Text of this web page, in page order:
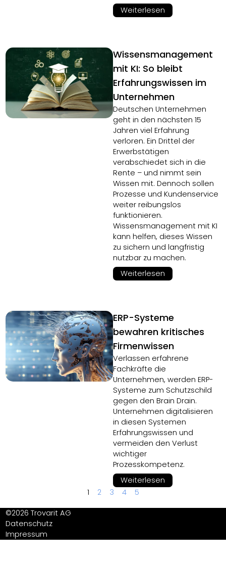
Weiterlesen
Wissensmanagement
mit KI: So bleibt
Erfahrungswissen im
Unternehmen
Deutschen Unternehmen
geht in den nächsten 15
Jahren viel Erfahrung
verloren. Ein Drittel der
Erwerbstätigen
verabschiedet sich in die
Rente – und nimmt sein
Wissen mit. Dennoch sollen
Prozesse und Kundenservice
weiter reibungslos
funktionieren.
Wissensmanagement mit KI
kann helfen, dieses Wissen
zu sichern und langfristig
nutzbar zu machen.
Weiterlesen
ERP-Systeme
bewahren kritisches
Firmenwissen
Verlassen erfahrene
Fachkräfte die
Unternehmen, werden ERP-
Systeme zum Schutzschild
gegen den Brain Drain.
Unternehmen digitalisieren
in diesen Systemen
Erfahrungswissen und
vermeiden den Verlust
wichtiger
Prozesskompetenz.
Weiterlesen
1
2 3 4 5
©2026 Trovarit AG
Datenschutz
Impressum